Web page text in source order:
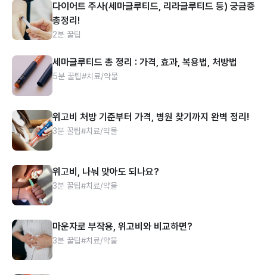
다이어트 주사(세마글루티드, 리라글루티드 등) 궁금증
총정리!
2분 꿀팁
세마글루티드 총 정리 : 가격, 효과, 복용법, 처방법
5분 꿀팁#치료/약물
위고비 처방 기준부터 가격, 병원 찾기까지 완벽 정리!
3분 꿀팁#치료/약물
위고비, 나눠 맞아도 되나요?
3분 꿀팁#치료/약물
마운자로 부작용, 위고비와 비교하면?
3분 꿀팁#치료/약물